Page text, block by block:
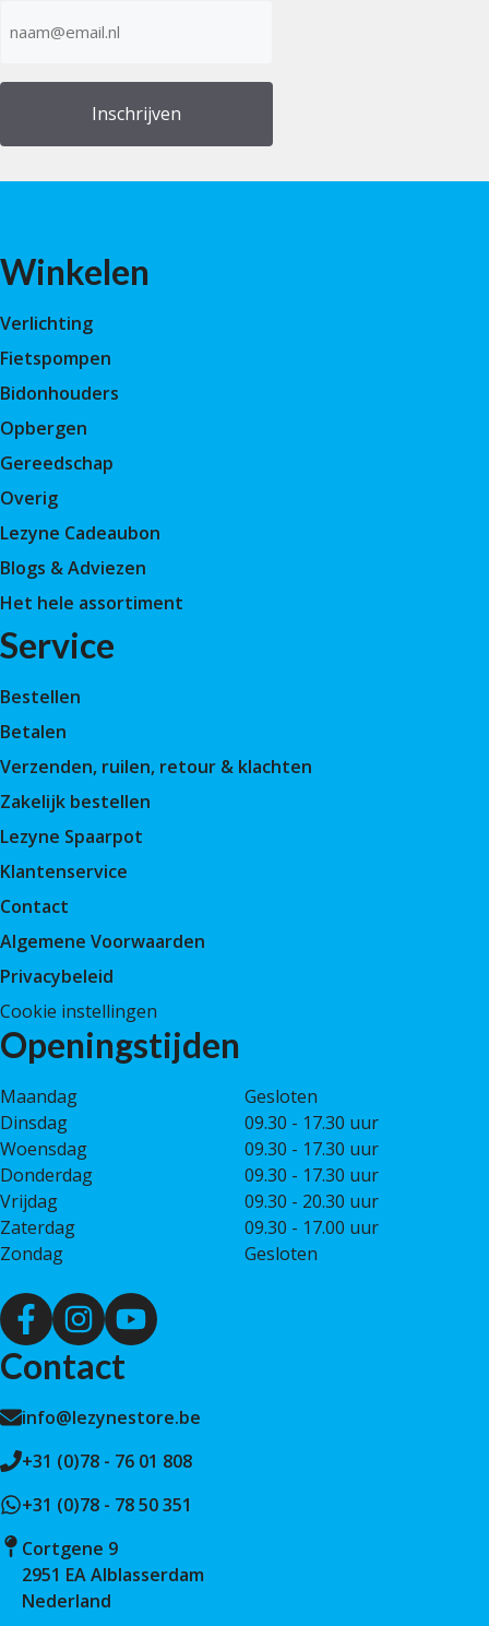
mailadres
Winkelen
Verlichting
Fietspompen
Bidonhouders
Opbergen
Gereedschap
Overig
Lezyne Cadeaubon
Blogs & Adviezen
Het hele assortiment
Service
Bestellen
Betalen
Verzenden, ruilen, retour & klachten
Zakelijk bestellen
Lezyne Spaarpot
Klantenservice
Contact
Algemene Voorwaarden
Privacybeleid
Cookie instellingen
Openingstijden
Maandag
Gesloten
Dinsdag
09.30 - 17.30 uur
Woensdag
09.30 - 17.30 uur
Donderdag
09.30 - 17.30 uur
Vrijdag
09.30 - 20.30 uur
Zaterdag
09.30 - 17.00 uur
Zondag
Gesloten
Contact
info@lezynestore.be
+31 (0)78 - 76 01 808
+31 (0)78 - 78 50 351
Cortgene 9
2951 EA Alblasserdam
Nederland